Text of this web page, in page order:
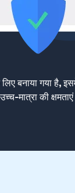
बनाया गया है,
मात्रा की